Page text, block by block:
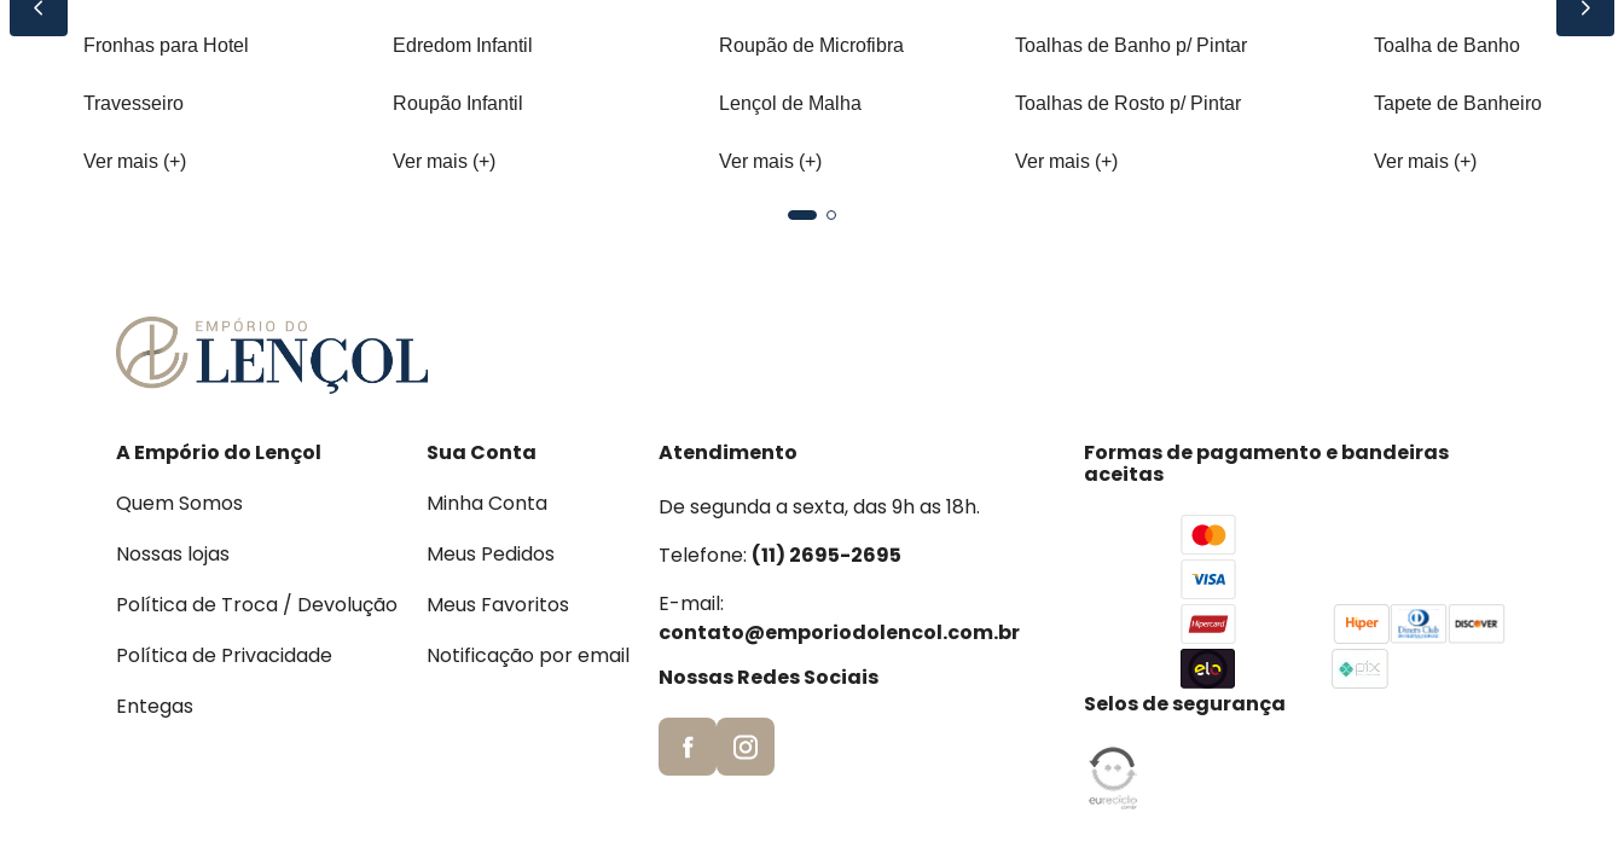
Fronhas para Hotel
Travesseiro
Ver mais (+)
Edredom Infantil
Roupão Infantil
Ver mais (+)
Roupão de Microfibra
Lençol de Malha
Ver mais (+)
Toalhas de Banho p/ Pintar
Toalhas de Rosto p/ Pintar
Ver mais (+)
Toalha de Banho
Tapete de Banheiro
Ver mais (+)
A Empório do Lençol
Quem Somos
Nossas lojas
Política de Troca / Devolução
Política de Privacidade
Entegas
Sua Conta
Minha Conta
Meus Pedidos
Meus Favoritos
Notificação por email
Atendimento
De segunda a sexta, das 9h as 18h.
Telefone: (11) 2695-2695
E-mail:
contato@emporiodolencol.com.br
Nossas Redes Sociais
Formas de pagamento e bandeiras
aceitas
Selos de segurança